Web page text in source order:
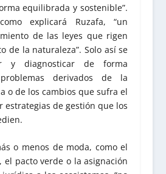
equilibrada y sostenible”.
explicará Ruzafa, “un
de las leyes que rigen
de la naturaleza”. Solo así se
y diagnosticar de forma
derivados de la
o de los cambios que sufra el
estrategias de gestión que los
o menos de moda, como el
el pacto verde o la asignación